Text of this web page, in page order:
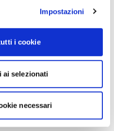
Impostazioni
i cookie
ai selezionati
necessari